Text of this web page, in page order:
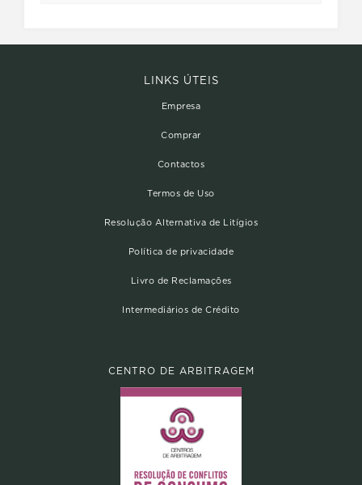
LINKS ÚTEIS
Empresa
Comprar
Contactos
Termos de Uso
Resolução Alternativa de Litígios
Política de privacidade
Livro de Reclamações
Intermediários de Crédito
CENTRO DE ARBITRAGEM